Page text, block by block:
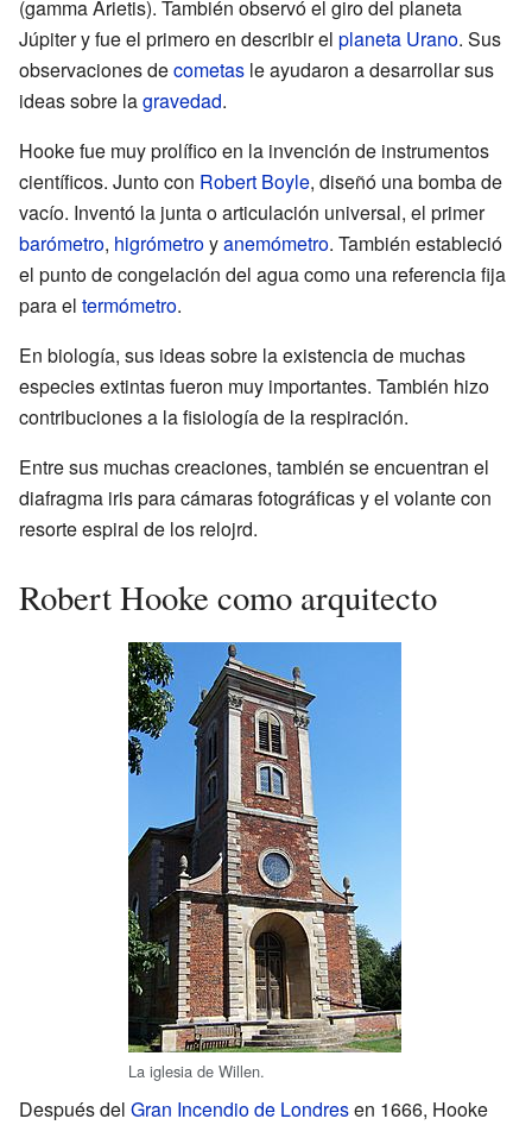
(gamma Arietis). También observó el giro del planeta
Júpiter y fue el primero en describir el planeta Urano. Sus
observaciones decometas le ayudaron a desarrollar sus
ideas sobre lagravedad.
Hooke fue muy prolífico en la invención de instrumentos
científicos. Junto con Robert Boyle, diseñó una bomba de
vacío. Inventó la junta o articulación universal, el primer
barómetro, higrómetroyanemómetro. También estableció
el punto de congelación del agua como una referencia fija
para el termómetro.
En biología, sus ideas sobre la existencia de muchas
especies extintas fueron muy importantes. También hizo
contribuciones a la fisiología de la respiración.
Entre sus muchas creaciones, también se encuentran el
diafragma iris para cámaras fotográficas y el volante con
resorte espiral de los relojrd.
Robert Hooke como arquitecto
La iglesia de Willen.
Después del Gran Incendio de Londresen 1666, Hooke